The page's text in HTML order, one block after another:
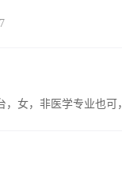
，女，非医学专业也